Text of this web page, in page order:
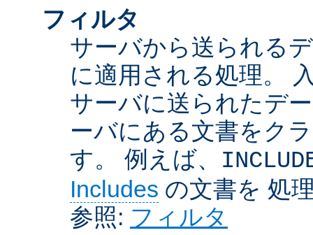
フィルタ
サーバから送られる
に適用される処理。
サーバに送られたデ
ーバにある文書をク
す。 例えば、
Includes の文書を 処
参照: フィルタ